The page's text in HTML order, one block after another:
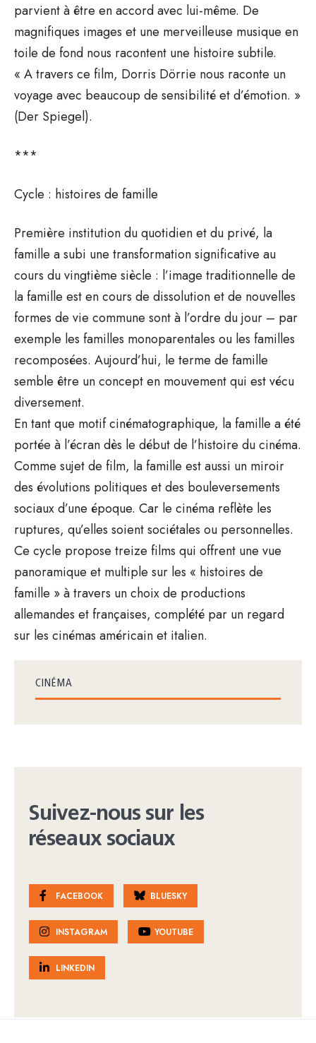
parvient à être en accord avec lui-même. De
magnifiques images et une merveilleuse musique en
toile de fond nous racontent une histoire subtile.
« A travers ce film, Dorris Dörrie nous raconte un
voyage avec beaucoup de sensibilité et d’émotion. »
(Der Spiegel).
***
Cycle : histoires de famille
Première institution du quotidien et du privé, la
famille a subi une transformation significative au
cours du vingtième siècle : l’image traditionnelle de
la famille est en cours de dissolution et de nouvelles
formes de vie commune sont à l’ordre du jour – par
exemple les familles monoparentales ou les familles
recomposées. Aujourd’hui, le terme de famille
semble être un concept en mouvement qui est vécu
diversement.
En tant que motif cinématographique, la famille a été
portée à l’écran dès le début de l’histoire du cinéma.
Comme sujet de film, la famille est aussi un miroir
des évolutions politiques et des bouleversements
sociaux d’une époque. Car le cinéma reflète les
ruptures, qu’elles soient sociétales ou personnelles.
Ce cycle propose treize films qui offrent une vue
panoramique et multiple sur les « histoires de
famille » à travers un choix de productions
allemandes et françaises, complété par un regard
sur les cinémas américain et italien.
CINÉMA
Suivez-nous sur les
réseaux sociaux
FACEBOOK BLUESKY
INSTAGRAM YOUTUBE
LINKEDIN